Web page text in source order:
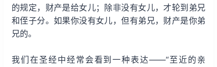
的规定，财产是给女儿；除非没有女儿，才轮到弟兄
和侄子分。如果你没有女儿，但有弟兄，财产是你弟
兄的。
我们在圣经中经常会看到一种表达——“至近的亲